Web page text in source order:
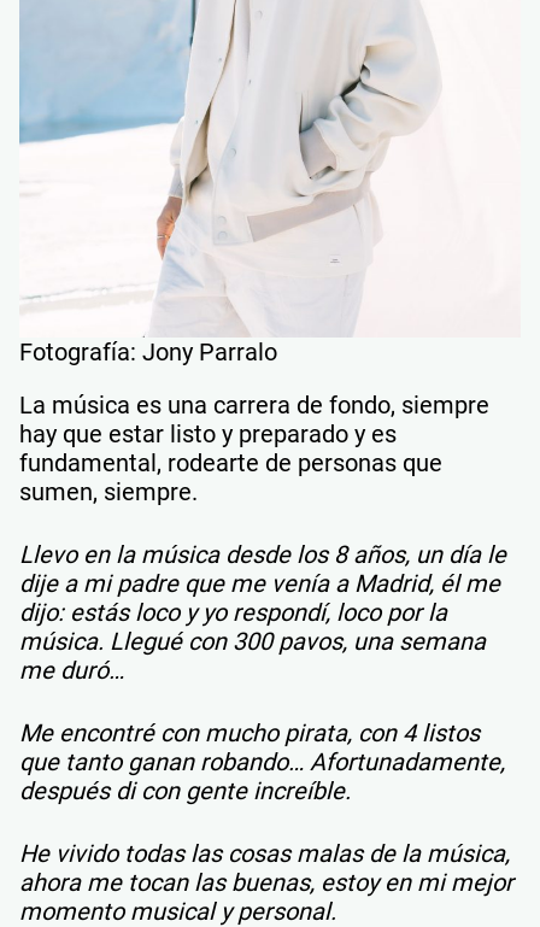
Fotografía: Jony Parralo
La música es una carrera de fondo, siempre
hay que estar listo y preparado y es
fundamental, rodearte de personas que
sumen, siempre.
Llevo en la música desde los 8 años, un día le
dije a mi padre que me venía a Madrid, él me
dijo: estás loco y yo respondí, loco por la
música. Llegué con 300 pavos, una semana
me duró…
Me encontré con mucho pirata, con 4 listos
que tanto ganan robando… Afortunadamente,
después di con gente increíble.
He vivido todas las cosas malas de la música,
ahora me tocan las buenas, estoy en mi mejor
momento musical y personal.